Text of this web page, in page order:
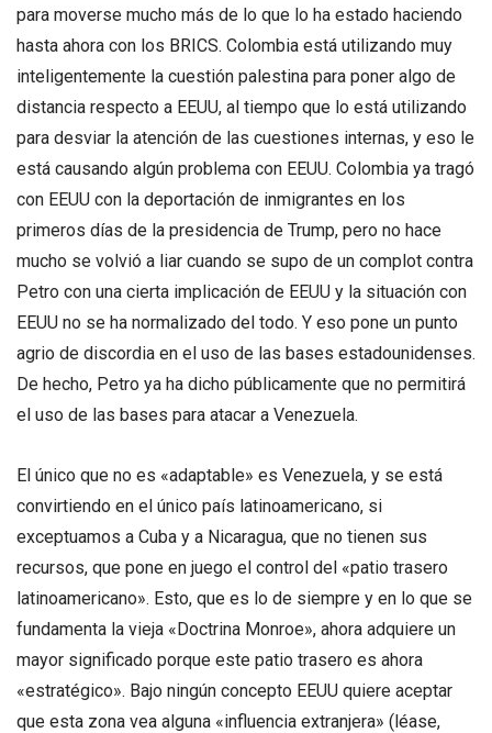
para moverse mucho más de lo que lo ha estado haciendo
hasta ahora con los BRICS. Colombia está utilizando muy
inteligentemente la cuestión palestina para poner algo de
distancia respecto a EEUU, al tiempo que lo está utilizando
para desviar la atención de las cuestiones internas, y eso le
está causando algún problema con EEUU. Colombia ya tragó
con EEUU con la deportación de inmigrantes en los
primeros días de la presidencia de Trump, pero no hace
mucho se volvió a liar cuando se supo de un complot contra
Petro con una cierta implicación de EEUU y la situación con
EEUU no se ha normalizado del todo. Y eso pone un punto
agrio de discordia en el uso de las bases estadounidenses.
De hecho, Petro ya ha dicho públicamente que no permitirá
el uso de las bases para atacar a Venezuela.
El único que no es «adaptable» es Venezuela, y se está
convirtiendo en el único país latinoamericano, si
exceptuamos a Cuba y a Nicaragua, que no tienen sus
recursos, que pone en juego el control del «patio trasero
latinoamericano». Esto, que es lo de siempre y en lo que se
fundamenta la vieja «Doctrina Monroe», ahora adquiere un
mayor significado porque este patio trasero es ahora
«estratégico». Bajo ningún concepto EEUU quiere aceptar
que esta zona vea alguna «influencia extranjera» (léase,